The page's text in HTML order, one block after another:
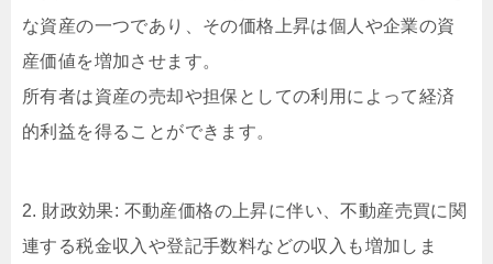
な資産の一つであり、その価格上昇は個人や企業の資
産価値を増加させます。
所有者は資産の売却や担保としての利用によって経済
的利益を得ることができます。
2. 財政効果: 不動産価格の上昇に伴い、不動産売買に関
連する税金収入や登記手数料などの収入も増加しま